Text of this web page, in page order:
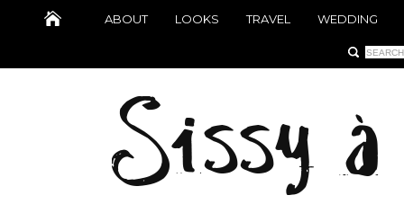
ABOUT LOOKS TRAVEL WEDDING